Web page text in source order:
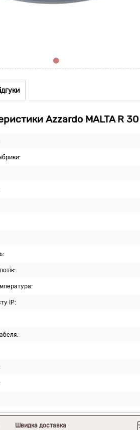
Azzardo MALTA R
IP:
Швидка доставка